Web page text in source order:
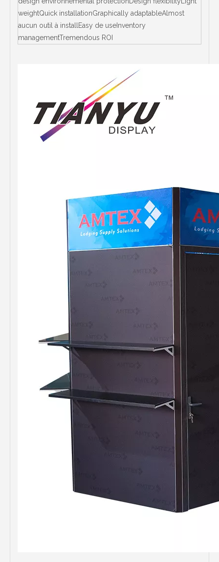
weightQuick installationGraphically adaptableAlmost
aucun outil à installEasy de useInventory
managementTremendous ROI